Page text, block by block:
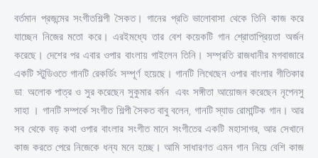
বর্তমান প্রজন্মের সংগীতশিল্পী সৈকত। গানের প্রতি ভালোবাসা থেকে তিনি কাজ করে
যাচ্ছেন নিজের মতো করে। এরইমধ্যে তার বেশ কয়েকটি গান শ্রোতাপ্রিয়তা অর্জন
করেছে। দেশের পর এবার ওপার বাংলায় গাইলেন তিনি। সম্প্রতি রাজধানীর মগবাজারে
একটি স্টুডিওতে গানটি রেকর্ডিং সম্পূর্ণ হয়েছে। গানটি লিখেছেন ওপার বাংলার গীতিকার
ডা: অলোক পাত্র ও সুর করেছেন সুকুমার বর্মন এবং সঙ্গীতা আয়োজন করেছেন নৃপেনসু
সাহা । গানটি সম্পর্কে সংগীত শিল্পী সৈকত বাবু বলেন, গানটি স্যাড রোমান্টিক গান। আর
সব থেকে বড় কথা ওপার বাংলার সংগীত মানে সংগীতের একটি মহাসাগর, আর সেখানে
কাজ করতে পেরে নিজেকে ধন্য মনে হচ্ছে। আমি সাধারণত এমন গান নিয়ে বেশি কাজ